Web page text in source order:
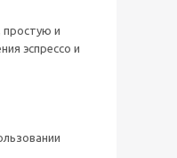
простую и
эспрессо и